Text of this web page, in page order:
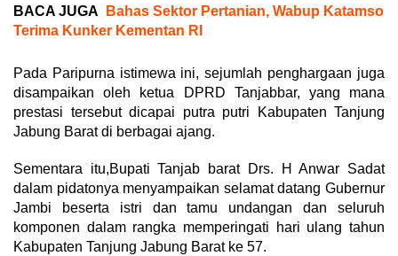
BACA JUGA
Bahas Sektor Pertanian, Wabup Katamso
Terima Kunker Kementan RI
Pada Paripurna istimewa ini, sejumlah penghargaan juga
disampaikan oleh ketua DPRD Tanjabbar, yang mana
prestasi tersebut dicapai putra putri Kabupaten Tanjung
Jabung Barat di berbagai ajang.
Sementara itu,Bupati Tanjab barat Drs. H Anwar Sadat
dalam pidatonya menyampaikan selamat datang Gubernur
Jambi beserta istri dan tamu undangan dan seluruh
komponen dalam rangka memperingati hari ulang tahun
Kabupaten Tanjung Jabung Barat ke 57.